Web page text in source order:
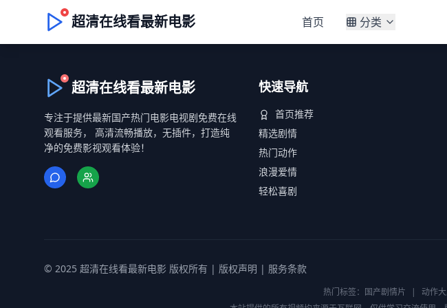
超清在线看最新电影 首页 分类
超清在线看最新电影
专注于提供最新国产热门电影电视剧免费在线
观看服务， 高清流畅播放，无插件，打造纯
净的免费影视观看体验！
快速导航
首页推荐
精选剧情
热门动作
浪漫爱情
轻松喜剧
© 2025 超清在线看最新电影 版权所有 | 版权声明 | 服务条款
热门标签： 国产剧情片 | 动作